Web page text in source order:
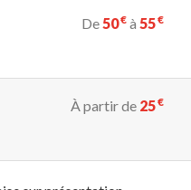
De 50€ à 55€
À partir de 25€